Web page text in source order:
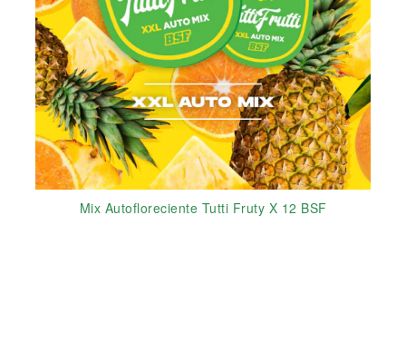
Mix Autofloreciente Tutti Fruty X 12 BSF